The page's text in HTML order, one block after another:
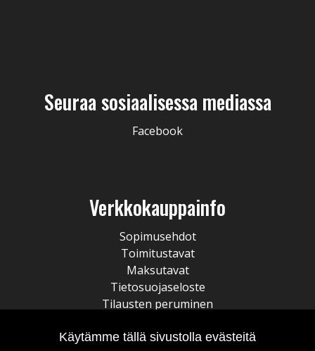
Seuraa sosiaalisessa mediassa
Facebook
Verkkokauppainfo
Sopimusehdot
Toimitustavat
Maksutavat
Tietosuojaseloste
Tilausten peruminen
Käytämme tällä sivustolla evästeitä